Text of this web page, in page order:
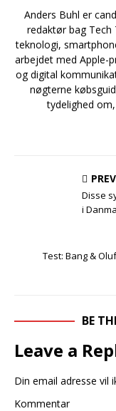
Anders Buhl er
redaktør bag Tech
teknologi,
arbejdet med Apple-
og digital
nøgterne
tydelighed
Disse
i
Test: Bang &
BE
Leave a
Din email adresse vil
Kommentar